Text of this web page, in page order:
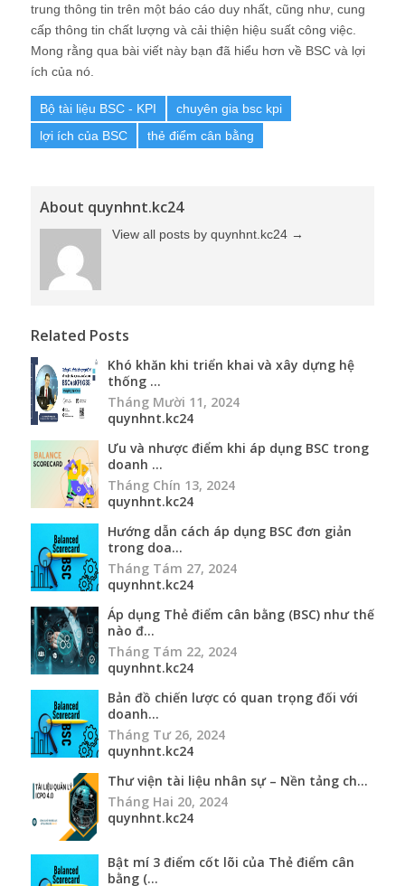
trung thông tin trên một báo cáo duy nhất, cũng như, cung
cấp thông tin chất lượng và cải thiện hiệu suất công việc.
Mong rằng qua bài viết này bạn đã hiểu hơn về BSC và lợi
ích của nó.
Bộ tài liệu BSC - KPI
chuyên gia bsc kpi
lợi ích của BSC
thẻ điểm cân bằng
About quynhnt.kc24
View all posts by quynhnt.kc24 →
Related Posts
Khó khăn khi triển khai và xây dựng hệ
thống ...
Tháng Mười 11, 2024
quynhnt.kc24
Ưu và nhược điểm khi áp dụng BSC trong
doanh ...
Tháng Chín 13, 2024
quynhnt.kc24
Hướng dẫn cách áp dụng BSC đơn giản
trong doa...
Tháng Tám 27, 2024
quynhnt.kc24
Áp dụng Thẻ điểm cân bằng (BSC) như thế
nào đ...
Tháng Tám 22, 2024
quynhnt.kc24
Bản đồ chiến lược có quan trọng đối với
doanh...
Tháng Tư 26, 2024
quynhnt.kc24
Thư viện tài liệu nhân sự – Nền tảng ch...
Tháng Hai 20, 2024
quynhnt.kc24
Bật mí 3 điểm cốt lõi của Thẻ điểm cân
bằng (...